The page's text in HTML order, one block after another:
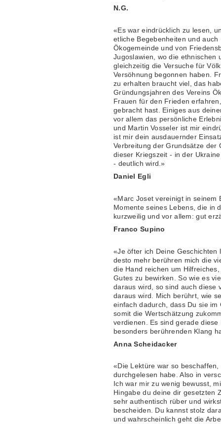
N.G.
«Es war eindrücklich zu lesen,
etliche Begebenheiten und
Ökogemeinde und von
Jugoslawien, wo die ethnischen
gleichzeitig die Versuche für
Versöhnung begonnen haben.
zu erhalten braucht viel, das
Gründungsjahren des Vereins
Frauen für den Frieden
gebracht hast. Einiges aus
vor allem das persönliche
und Martin Vosseler ist mir
ist mir dein ausdauernder
Verbreitung der Grundsätze der
dieser Kriegszeit - in der
- deutlich wird.»
Daniel Egli
«Marc Joset vereinigt in seinem
Momente seines Lebens, die in
kurzweilig und vor allem: gut
Franco Supino
«Je öfter ich Deine
desto mehr berühren mich die
die Hand reichen um
Gutes zu bewirken. So wie es
daraus wird, so sind auch diese
daraus wird. Mich berührt, wie
einfach dadurch, dass Du sie
somit die Wertschätzung
verdienen. Es sind gerade
besonders berührenden Klang
Anna Scheidacker
«Die Lektüre war so
durchgelesen habe. Also in
Ich war mir zu wenig bewusst,
Hingabe du deine dir gesetzten
sehr authentisch rüber und
bescheiden. Du kannst stolz
und wahrscheinlich geht die